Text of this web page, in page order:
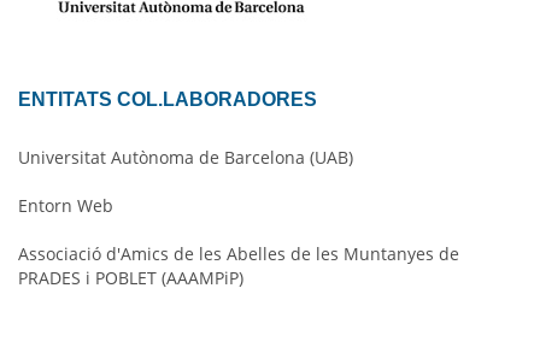
ENTITATS COL.LABORADORES
Universitat Autònoma de Barcelona (UAB)
Entorn Web
Associació d'Amics de les Abelles de les Muntanyes de
PRADES i POBLET (AAAMPiP)